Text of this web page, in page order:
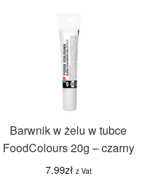
Barwnik w żelu w tubce
FoodColours 20g – czarny
7.99zł z Vat